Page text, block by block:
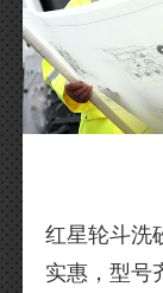
红星轮斗洗
实惠，型号